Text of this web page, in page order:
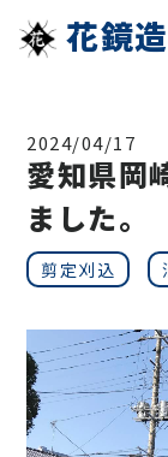
花鏡
2024/04/17
愛知県岡
ました。
剪定刈込